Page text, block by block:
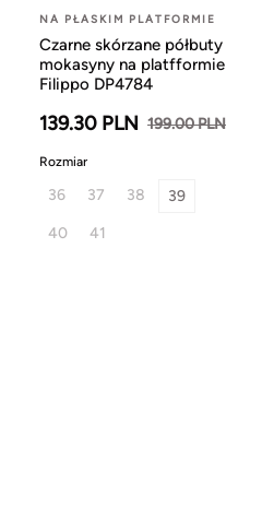
NA PŁASKIM PLATFORMIE
Czarne skórzane półbuty
mokasyny na platfformie
Filippo DP4784
139.30 PLN 199.00 PLN
Rozmiar
36 37 38
39
40
41